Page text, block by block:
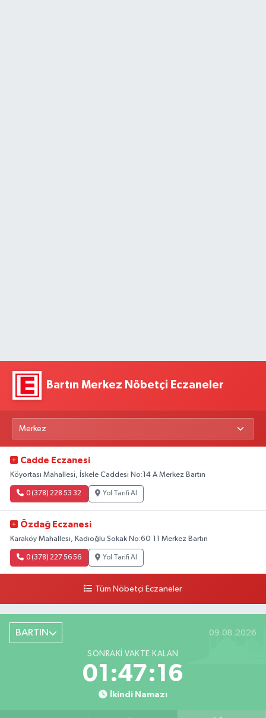
Bartın Merkez Nöbetçi Eczaneler
Cadde Eczanesi
Köyortası Mahallesi, İskele Caddesi No:14 A Merkez Bartın
0 (378) 228 53 32 Yol Tarifi Al
Özdağ Eczanesi
Karaköy Mahallesi, Kadıoğlu Sokak No:60 11 Merkez Bartın
0 (378) 227 56 56 Yol Tarifi Al
Tüm Nöbetçi Eczaneler
BARTIN 09.08.2026
SONRAKI VAKTE KALAN
01:47:15
İkindi Namazı